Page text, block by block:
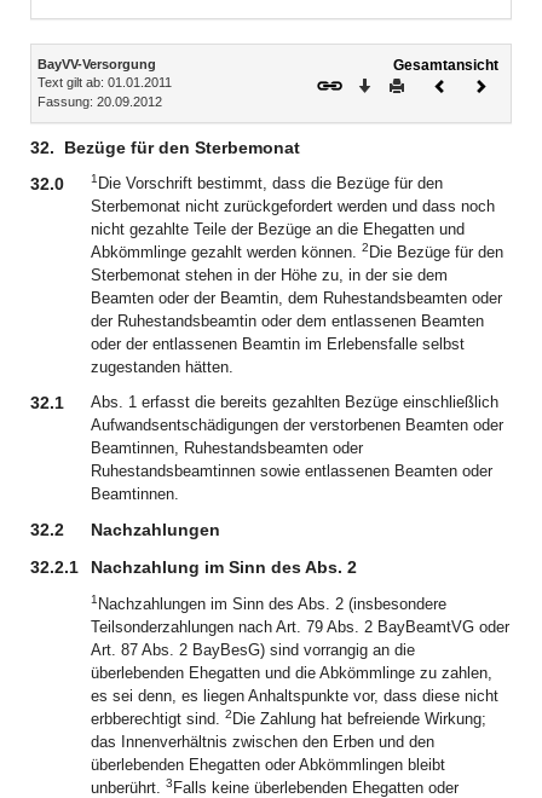
Inhalt
BayVV-Versorgung
Text gilt ab: 01.01.2011
Fassung: 20.09.2012
Gesamtansicht
Download
DruckenVorheriges
32.
Bezüge für den Sterbemonat
32.0
1 Die Vorschrift bestimmt, dass die Bezüge für den
Sterbemonat nicht zurückgefordert werden und dass noch
nicht gezahlte Teile der Bezüge an die Ehegatten und
Abkömmlinge gezahlt werden können. 2 Die Bezüge für den
Sterbemonat stehen in der Höhe zu, in der sie dem
Beamten oder der Beamtin, dem Ruhestandsbeamten oder
der Ruhestandsbeamtin oder dem entlassenen Beamten
oder der entlassenen Beamtin im Erlebensfalle selbst
zugestanden hätten.
32.1
Abs. 1 erfasst die bereits gezahlten Bezüge einschließlich
Aufwandsentschädigungen der verstorbenen Beamten oder
Beamtinnen, Ruhestandsbeamten oder
Ruhestandsbeamtinnen sowie entlassenen Beamten oder
Beamtinnen.
32.2
Nachzahlungen
32.2.1
Nachzahlung im Sinn des Abs. 2
1 Nachzahlungen im Sinn des Abs. 2 (insbesondere
Teilsonderzahlungen nach Art. 79 Abs. 2 BayBeamtVG oder
Art. 87 Abs. 2 BayBesG) sind vorrangig an die
überlebenden Ehegatten und die Abkömmlinge zu zahlen,
es sei denn, es liegen Anhaltspunkte vor, dass diese nicht
erbberechtigt sind. 2 Die Zahlung hat befreiende Wirkung;
das Innenverhältnis zwischen den Erben und den
überlebenden Ehegatten oder Abkömmlingen bleibt
unberührt. 3 Falls keine überlebenden Ehegatten oder